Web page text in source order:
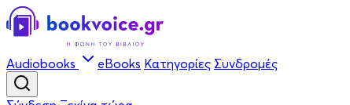
Audiobooks eBooks Κατηγορίες Συνδρομές